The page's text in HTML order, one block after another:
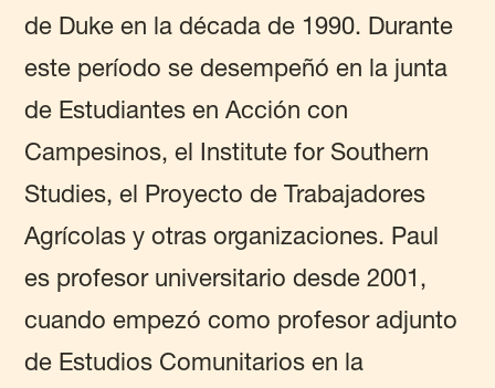
de Duke en la década de 1990. Durante
este período se desempeñó en la junta
de Estudiantes en Acción con
Campesinos, el Institute for Southern
Studies, el Proyecto de Trabajadores
Agrícolas y otras organizaciones. Paul
es profesor universitario desde 2001,
cuando empezó como profesor adjunto
de Estudios Comunitarios en la